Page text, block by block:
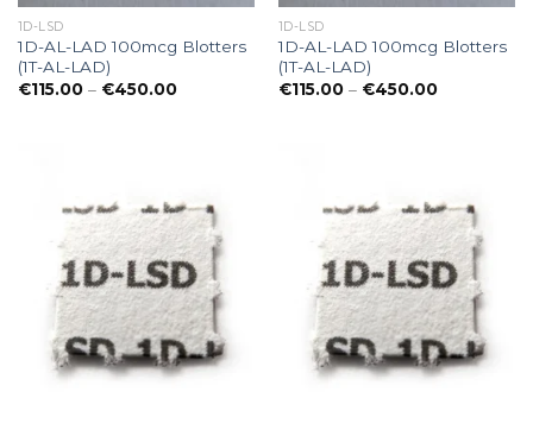
1D-LSD
1D-AL-LAD 100mcg Blotters
(1T-AL-LAD)
€115.00 – €450.00Preisspanne:
1D-LSD
1D-AL-LAD 100mcg Blotters
(1T-AL-LAD)
€115.00 – €450.00